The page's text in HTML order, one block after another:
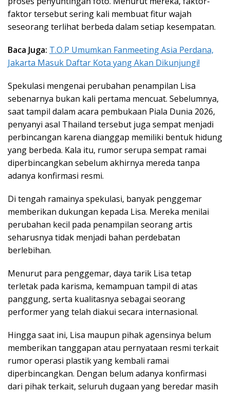
faktor tersebut sering kali membuat fitur wajah
seseorang terlihat berbeda dalam setiap kesempatan.
Baca Juga: T.O.P Umumkan Fanmeeting Asia Perdana,
Jakarta Masuk Daftar Kota yang Akan Dikunjungi!
Spekulasi mengenai perubahan penampilan Lisa
sebenarnya bukan kali pertama mencuat. Sebelumnya,
saat tampil dalam acara pembukaan Piala Dunia 2026,
penyanyi asal Thailand tersebut juga sempat menjadi
perbincangan karena dianggap memiliki bentuk hidung
yang berbeda. Kala itu, rumor serupa sempat ramai
diperbincangkan sebelum akhirnya mereda tanpa
adanya konfirmasi resmi.
Di tengah ramainya spekulasi, banyak penggemar
memberikan dukungan kepada Lisa. Mereka menilai
perubahan kecil pada penampilan seorang artis
seharusnya tidak menjadi bahan perdebatan
berlebihan.
Menurut para penggemar, daya tarik Lisa tetap
terletak pada karisma, kemampuan tampil di atas
panggung, serta kualitasnya sebagai seorang
performer yang telah diakui secara internasional.
Hingga saat ini, Lisa maupun pihak agensinya belum
memberikan tanggapan atau pernyataan resmi terkait
rumor operasi plastik yang kembali ramai
diperbincangkan. Dengan belum adanya konfirmasi
dari pihak terkait, seluruh dugaan yang beredar masih